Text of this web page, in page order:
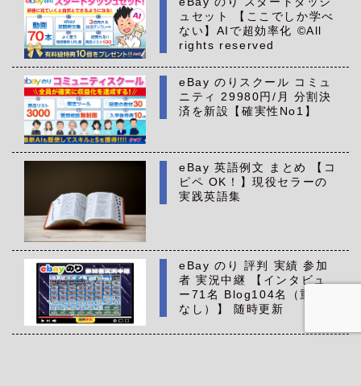
ュセット 【ここでしか学べ
ない】AIで超効率化 ©All
rights reserved
eBay のりスクール コミュ
ニティ 29980円/月 分割決
済を新設【確実性No1】
eBay 英語例文 まとめ 【コ
ピペ OK！】現役セラーの
実践英語集
eBay のり 評判 実績 参加
者 実況中継 【インタビュ
ー71名 Blog104名（重複
なし）】 随時更新